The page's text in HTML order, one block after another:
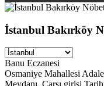
İstanbul Bakırköy
Banu Eczanesi
Osmaniye Mahallesi